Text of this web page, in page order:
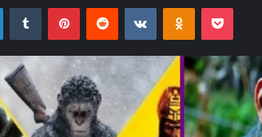
LinkedInTumblr PinterestReddit VKontakteOdnoklassniki
Pocket